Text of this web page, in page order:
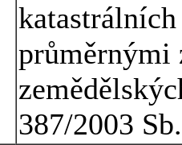
průměrnými
387/2003 Sb.